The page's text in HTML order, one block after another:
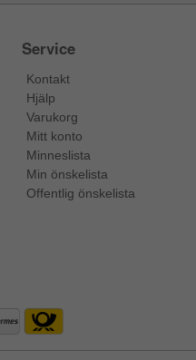
Service
Kontakt
Hjälp
Varukorg
Mitt konto
Minneslista
Min önskelista
Offentlig önskelista